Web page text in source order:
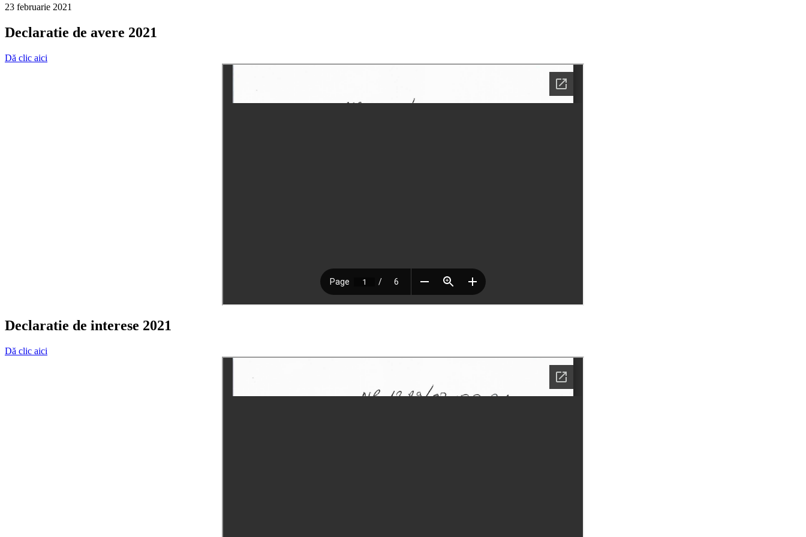
23 februarie 2021
Declaratie de avere 2021
Dă clic aici
Declaratie de interese 2021
Dă clic aici